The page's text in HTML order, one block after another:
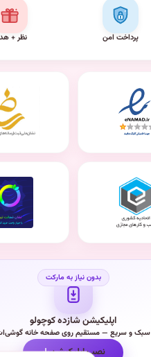
پرداخت امن نظر +
اپلیکیشن شازده کوچولو
سبک و سریع — مستقیم روی صفحه خانه
نصب اپلیکیشن